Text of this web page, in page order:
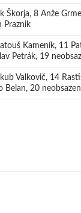
Škorja, 8 Anže
Praznik
Kameník, 11
Petrák, 19
Valkovič, 14
Belan, 20